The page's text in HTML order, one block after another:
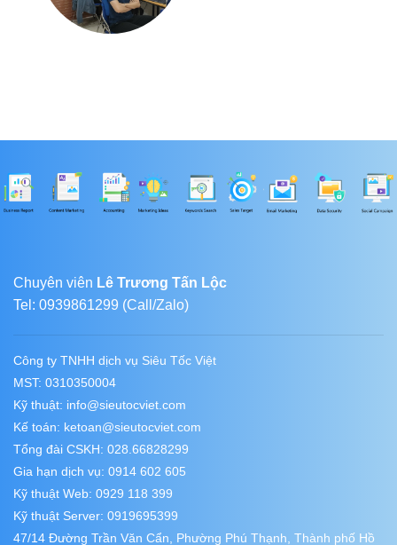
Chuyên viên Lê Trương Tấn Lộc
Tel: 0939861299 (Call/Zalo)
Công ty TNHH dịch vụ Siêu Tốc Việt
MST: 0310350004
Kỹ thuật: info@sieutocviet.com
Kế toán: ketoan@sieutocviet.com
Tổng đài CSKH: 028.66828299
Gia hạn dịch vụ: 0914 602 605
Kỹ thuật Web: 0929 118 399
Kỹ thuật Server: 0919695399
47/14 Đường Trần Văn Cẩn, Phường Phú Thạnh, Thành phố Hồ